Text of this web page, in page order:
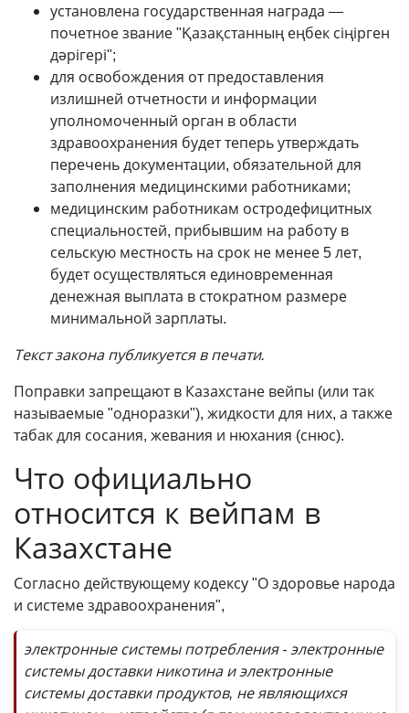
установлена государственная награда —
почетное звание "Қазақстанның еңбек сіңірген
дәрігері";
для освобождения от предоставления
излишней отчетности и информации
уполномоченный орган в области
здравоохранения будет теперь утверждать
перечень документации, обязательной для
заполнения медицинскими работниками;
медицинским работникам остродефицитных
специальностей, прибывшим на работу в
сельскую местность на срок не менее 5 лет,
будет осуществляться единовременная
денежная выплата в стократном размере
минимальной зарплаты.
Текст закона публикуется в печати.
Поправки запрещают в Казахстане вейпы (или так
называемые "одноразки"), жидкости для них, а также
табак для сосания, жевания и нюхания (снюс).
Что официально
относится к вейпам в
Казахстане
Согласно действующему кодексу "О здоровье народа
и системе здравоохранения",
электронные системы потребления - электронные
системы доставки никотина и электронные
системы доставки продуктов, не являющихся